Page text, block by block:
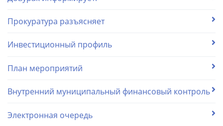
Прокуратура разъясняет
Инвестиционный профиль
План мероприятий
Внутренний муниципальный финансовый контроль
Электронная очередь